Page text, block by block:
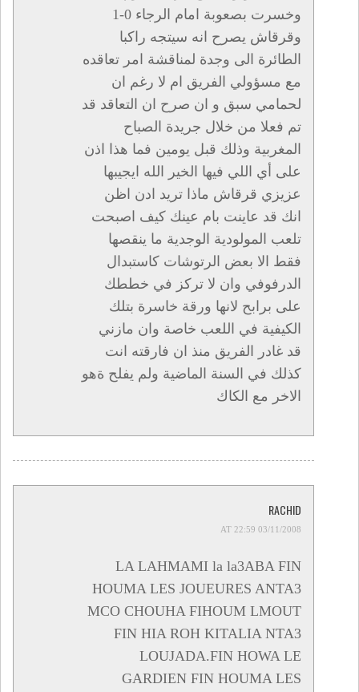
وخسرت بصعوبة امام الرجاء 0-1
وقرقاش يصرح انه سيتجه راكبا
الطائرة الى وجدة لمناقشة امر تعاقده
مع مسؤولي الفريق ام لا رغم ان
لحمامي سبق و ان صرح ان التعاقد قد
تم فعلا من خلال جريدة الصباح
المغربية وذلك قبل يومين فما هذا اذن
على أي اللي فيها الخير الله ايجيبها
عزيزي قرقاش ماذا تريد ادن اظن
انك قد عاينت بام عينك كيف اصبحت
تلعب المولودية الوجدية ما ينقصها
فقط الا بعض الرتوشات كاستبدال
الدرفوفي وان لا تركز في خططك
على برابح لانها ورقة خاسرة بتلك
الكيفية في اللعب خاصة وان مازني
قد غادر الفريق منذ ان فارقته انت
كذلك في السنة الماضية ولم يفلح ةهو
الاخر مع الكاك
RACHID
03/11/2008 AT 22:59
LA LAHMAMI la la3ABA FIN
HOUMA LES JOUEURES ANTA3
MCO CHOUHA FIHOUM LMOUT
FIN HIA ROH KITALIA NTA3
LOUJADA.FIN HOWA LE
GARDIEN FIN HOUMA LES